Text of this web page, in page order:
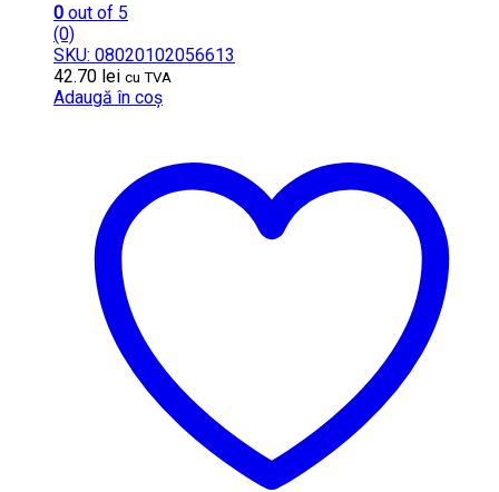
0 out of 5
(0)
SKU: 08020102056613
42.70 lei cu TVA
Adaugă în coș